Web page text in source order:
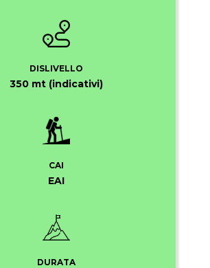
DISLIVELLO
350 mt (indicativi)
CAI
EAI
DURATA